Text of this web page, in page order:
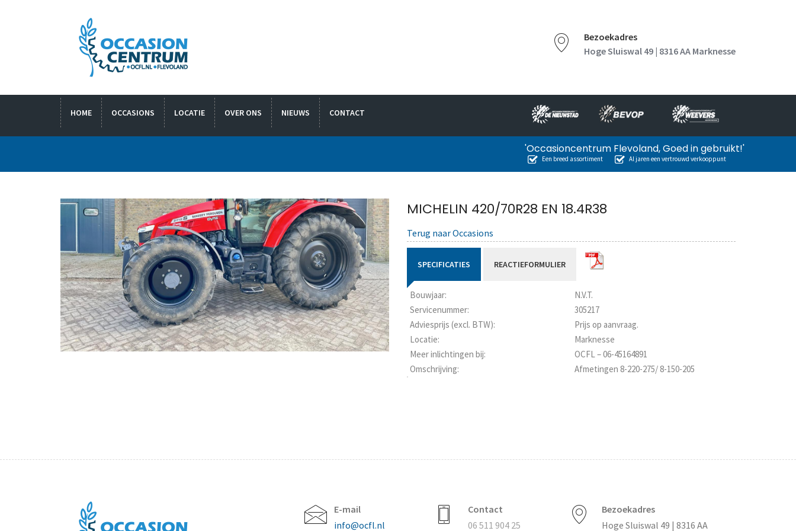
Bezoekadres
Hoge Sluiswal 49 | 8316 AA Marknesse
HOME OCCASIONS LOCATIE OVER ONS NIEUWS CONTACT
'Occasioncentrum Flevoland, Goed in gebruikt!'
Een breed assortiment Al jaren een vertrouwd verkooppunt
MICHELIN 420/70R28 EN 18.4R38
Terug naar Occasions
SPECIFICATIES REACTIEFORMULIER
Bouwjaar:
N.V.T.
Servicenummer:
305217
Adviesprijs (excl. BTW):
Prijs op aanvraag.
Locatie:
Marknesse
Meer inlichtingen bij:
OCFL – 06-45164891
Omschrijving:
Afmetingen 8-220-275/ 8-150-205
E-mail
info@ocfl.nl
Contact
06 511 904 25
Bezoekadres
Hoge Sluiswal 49 | 8316 AA